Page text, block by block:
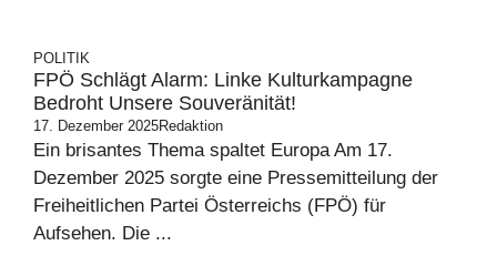
POLITIK
FPÖ Schlägt Alarm: Linke Kulturkampagne
Bedroht Unsere Souveränität!
17. Dezember 2025Redaktion
Ein brisantes Thema spaltet Europa Am 17.
Dezember 2025 sorgte eine Pressemitteilung der
Freiheitlichen Partei Österreichs (FPÖ) für
Aufsehen. Die ...